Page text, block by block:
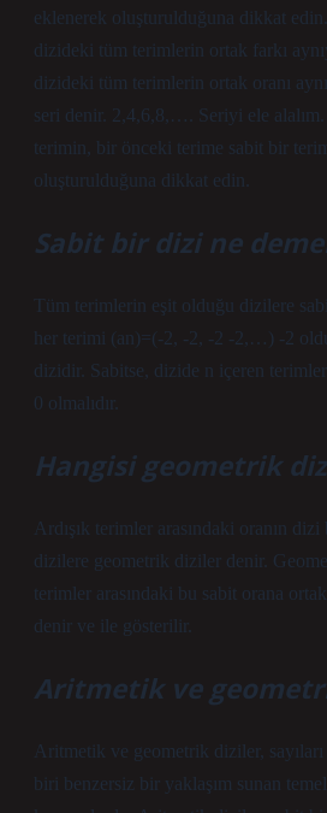
eklenerek oluşturulduğuna dikkat
dizideki tüm terimlerin ortak farkı
dizideki tüm terimlerin ortak oranı
seri denir. 2,4,6,8,…. Seriyi ele
terimin, bir önceki terime sabit bir
oluşturulduğuna dikkat edin.
Sabit bir dizi ne
Tüm terimlerin eşit olduğu dizilere
her terimi (an)=(-2, -2, -2 -2,…) -2
dizidir. Sabitse, dizide n içeren
0 olmalıdır.
Hangisi geometrik
Ardışık terimler arasındaki oranın
dizilere geometrik diziler denir.
terimler arasındaki bu sabit orana
denir ve ile gösterilir.
Aritmetik ve
Aritmetik ve geometrik diziler,
biri benzersiz bir yaklaşım sunan